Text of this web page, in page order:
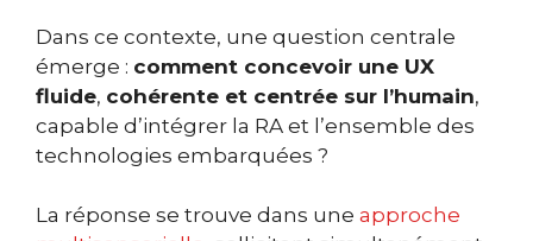
Dans ce contexte, une question centrale
émerge : comment concevoir une UX
fluide, cohérente et centrée sur l’humain,
capable d’intégrer la RA et l’ensemble des
technologies embarquées ?
La réponse se trouve dans une approche